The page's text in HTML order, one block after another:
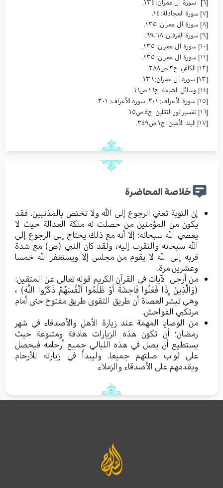
[٦]
سورة آل عمران: ١٣٤.
[٧]
سورة المجادلة: ١٤.
[٨]
سورة آل عمران: ١٣٥.
[٩]
سورة الفرقان: ٦٨-٦٩.
[١٠]
سورة آل عمران: ١٣٥.
[١١]
سورة آل عمران: ١٣٥.
[١٢]
الکافي ج٢ ص٢٨٨.
[١٣]
سورة آل عمران: ١٣٦.
[١٤]
وسائل الشیعة ج١٦ ص٦٦.
[١٥]
سورة الأعراف: ٢٠١. سورة الأعراف: ٢٠١.
[١٦]
تفسير نور الثقلين ج٤ ص١٥.
[١٧]
البلد الأمین ج١ ص٣٤٩.
خلاصة المحاضرة
إن التوبة تعني الرجوع إلى الله ولا تختص بالمذنبين. فقد
يكون من المؤمنين من حصلت له ملكة العدالة حيث لا
يعصي الله سبحانه؛ إلا أنه مع ذلك يحتاج إلى الرجوع إلى
الله سبحانه والتقرب إليه، ولقد كان النبي (ص) مع شدة
قربه إلى الله لا يقوم من مجلس إلا ويستغفر الله خمسا
وعشرين مرة.
من أرجى الآيات في القرآن الكريم قوله تعالى عن المتقين:
(وَالَّذِينَ إِذَا فَعَلُوا فَاحِشَةً أَوْ ظَلَمُوا أَنْفُسَهُمْ ذَكَرُوا اللَّهَ) ،
وهي تبشر العصاة أن طريق التقوى طريق مفتوح حتى أمام
مرتكبي الفواحش.
من الوصايا المهمة عند زيارة الأهل والأصدقاء في شهر
رمضان؛ أن تكون هذه الزيارات هادفة ومتنوعة حيث
يستطيع أن يصل في هذه الليالي جميع أرحامه فيحصل
على ثواب صلتهم جميعا. وليبدأ في زيارته للأرحام
ويقدمهم على الأصدقاء والزملاء